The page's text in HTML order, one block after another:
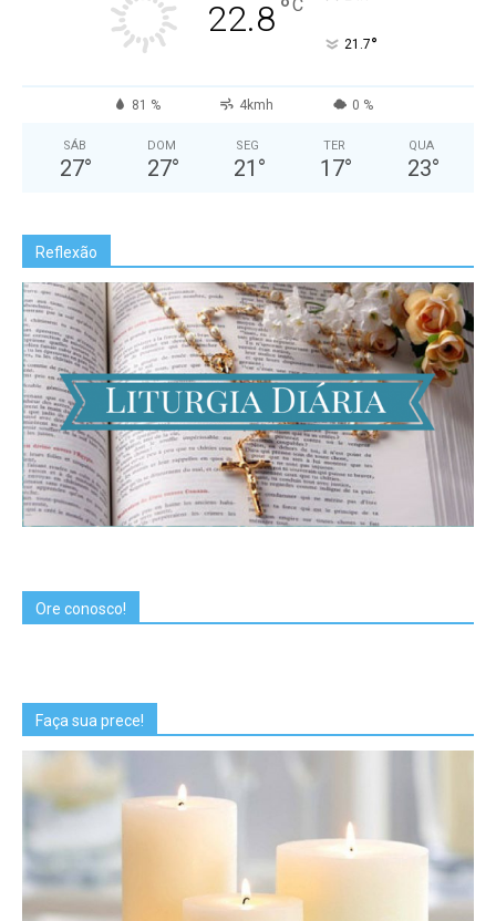
22.8°C
21.7°
81 % 4kmh 0 %
SÁB
27°
DOM
27°
SEG
21 °
TER
17°
QUA
23°
Reflexão
Ore conosco!
Faça sua prece!